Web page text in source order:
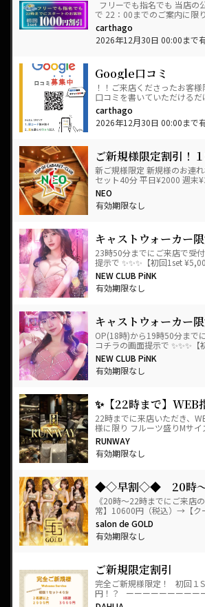
フリーでも指名でも 当店の
で 22：00までのご案内に
carthago
2026年12月30日 00:00まで
Google口コミ
！！ご来店くださったお客
口コミを書いていただける
ンプレゼント★ …
carthago
2026年12月30日 00:00まで
ご新規様限定割引！
0円でご案内！
新ご規様限定 新規様のお連
セット40分 平日¥2000 週末
込、消費税別 お客…
NEO
有効期限なし
キャストウォーカー
ン】￥5000
23時50分までにご来店で受
提示で ✨✨✨【初回1set
にてご案内させていただき
NEW CLUB PiNK
有効期限なし
キャストウォーカー
ポン】￥4000
OP(18時)から19時50分まで
コチラの画面提示で ✨✨✨
込) 】✨✨✨ にてご案内さ…
NEW CLUB PiNK
有効期限なし
✨【22時まで】WEB
22時までに来店いただき、
様に限り フルーツ盛りMサ
たします🎁 フロントでWEB
の…
RUNWAY
有効期限なし
◆◇早割◇◆ 20時〜
なら必須携帯クーポ
《20時〜22時までにご来店
常】10600円（税込）→【ク
円（税込）でご案内いたしま
ン…
salon de GOLD
有効期限なし
ご新規限定割引
完全ご新規様限定！ 初回１
円！？ ーーーーーーーーー
ーーーーーーーー…